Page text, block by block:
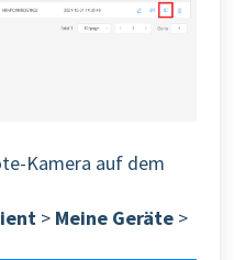
Kamera auf dem
> Meine Geräte >